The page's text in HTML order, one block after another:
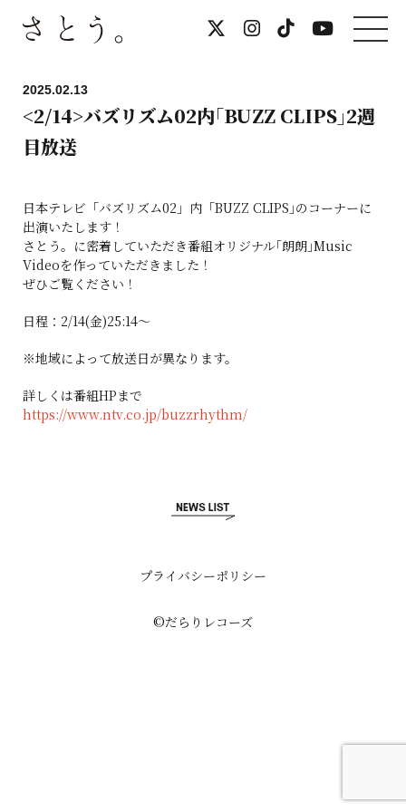
2025.02.13
<2/14>バズリズム02内｢BUZZ CLIPS｣2週
目放送
日本テレビ「バズリズム02」内「BUZZ CLIPS｣のコーナーに
出演いたします！
さとう。に密着していただき番組オリジナル｢朗朗｣Music
Videoを作っていただきました！
ぜひご覧ください！
日程：2/14(金)25:14〜
※地域によって放送日が異なります。
詳しくは番組HPまで
https://www.ntv.co.jp/buzzrhythm/
プライバシーポリシー
©だらりレコーズ